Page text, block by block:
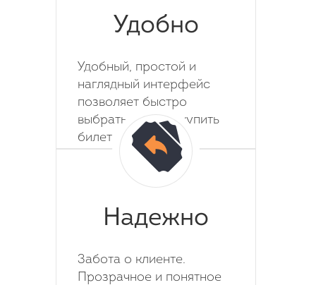
Удобно
Удобный, простой и
наглядный интерфейс
позволяет быстро
выбрать место и купить
билет на автобус.
Надежно
Забота о клиенте.
Прозрачное и понятное